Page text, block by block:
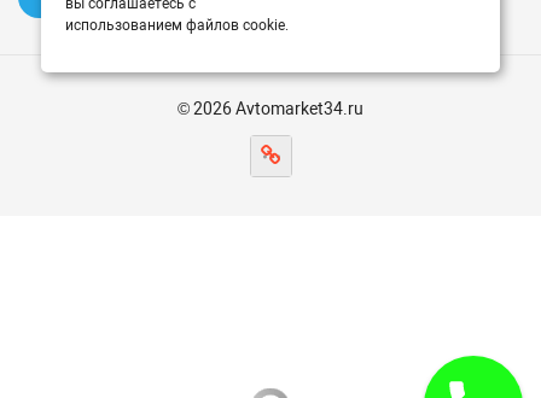
© 2026 Avtomarket34.ru
использованием файлов cookie.